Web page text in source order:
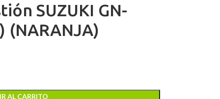
SUZUKI GN-
(NARANJA)
AL CARRITO